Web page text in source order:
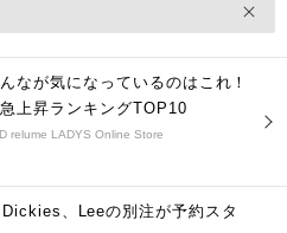
なが気になっているのはこれ！
上昇ランキングTOP10
relume LADYS Online Store
、Leeの別注が予約スタ